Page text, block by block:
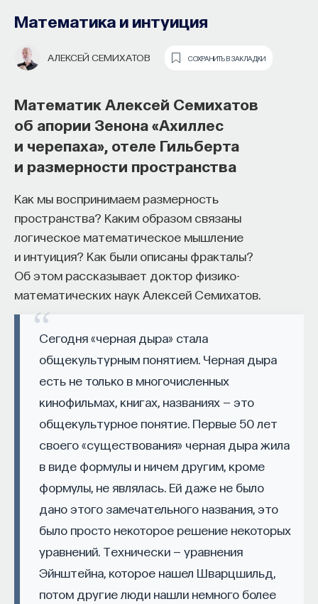
Математика и интуиция
АЛЕКСЕЙ СЕМИХАТОВ СОХРАНИТЬ В ЗАКЛАДКИ
Математик Алексей Семихатов
об апории Зенона «Ахиллес
и черепаха», отеле Гильберта
и размерности пространства
Как мы воспринимаем размерность
пространства? Каким образом связаны
логическое математическое мышление
и интуиция? Как были описаны фракталы?
Об этом рассказывает доктор физико-
математических наук Алексей Семихатов.
Сегодня «черная дыра» стала
общекультурным понятием. Черная дыра
есть не только в многочисленных
кинофильмах, книгах, названиях — это
общекультурное понятие. Первые 50 лет
своего «существования» черная дыра жила
в виде формулы и ничем другим, кроме
формулы, не являлась. Ей даже не было
дано этого замечательного названия, это
было просто некоторое решение некоторых
уравнений. Технически — уравнения
Эйнштейна, которое нашел Шварцшильд,
потом другие люди нашли немного более
Как наши память, потребности,
с передачей сигналов
от нейромедиаторов?
Как устроена наша нервная система
на структурном, клеточном и молекулярном
уровнях? В чем состоит роль нейромедиаторов
при управлении психическими и физическими
процессами? Как появляются зависимость,
утомление, состояние эйфории или азарта?
Ответы на эти и другие вопросы можно найти,
записавшисьна курс «Химия между нейронами:
вещества, которые управляют нами»
Пройдя этот курс, вы научитесь:
— Ориентироваться в общих принципах
работы нашего организма
— Разбираться в биохимических процессах
мозга
О сознании животного, человека
и машины
Сознание — одно из сложнейших проявлений
психики человека, которое трактуют по-разному
представители разных наук. До недавнего времени
его рассматривали только как «высшую,
свойственную лишь человеку форму отражения
объективной действительности, способ его
отношения к миру и самому себя». Сознание
процессов, активно участвующих в осмыслении
человеком объективного мира и своего
собственного бытия.
Вычислительная машина в теории
может обладать сознанием
«Существует множество подходов
и когнитивных архитектур, которые пытаются
подойти к проблеме сознания. Точки зрения
некоторых экспертов доходят до того, что
сознание принципиально нереализуемо
в вычислительных системах. Дэвид Чалмерс
приводит пример: что, если мы представим себе